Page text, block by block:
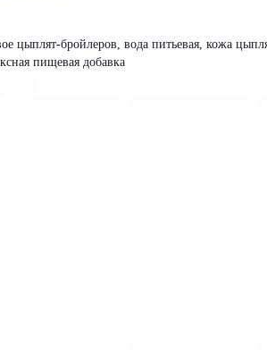
цыплят-бройлеров, вода питьевая, кожа
пищевая добавка